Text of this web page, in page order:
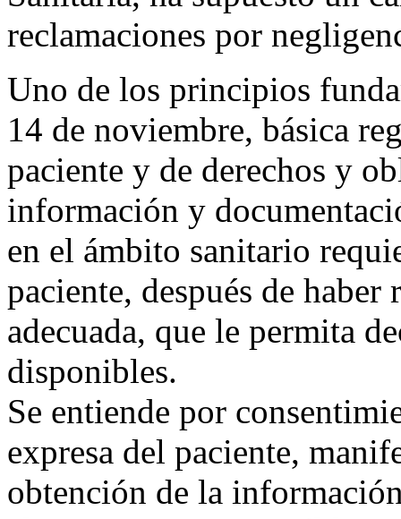
reclamaciones por
Uno de los principios
14 de noviembre, básica
paciente y de derechos y
información y
en el ámbito sanitario
paciente, después de
adecuada, que le permita
disponibles.
Se entiende por
expresa del paciente,
obtención de la